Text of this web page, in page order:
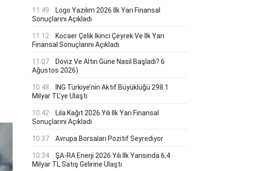
11:49
Logo Yazılım 2026 Ilk Yarı Finansal
Sonuçlarını Açıkladı
11:12
Kocaer Çelik Ikinci Çeyrek Ve Ilk Yarı
Finansal Sonuçlarını Açıkladı
11:07
Döviz Ve Altın Güne Nasıl Başladı? 6
Ağustos 2026)
10:48
ING Türkiye’nin Aktif Büyüklüğü 298.1
Milyar TL’ye Ulaştı
10:42
Lila Kağıt 2026 Yılı Ilk Yarı Finansal
Sonuçlarını Açıkladı
10:37 Avrupa Borsaları Pozitif Seyrediyor
10:34
ŞA-RA Enerji 2026 Yılı Ilk Yarısında 6,4
Milyar TL Satış Gelirine Ulaştı